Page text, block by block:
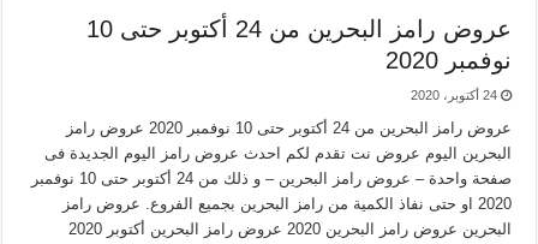
عروض رامز البحرين من 24 أكتوبر حتى 10
نوفمبر 2020
24 أكتوبر، 2020
عروض رامز البحرين من 24 أكتوبر حتى 10 نوفمبر 2020 عروض رامز
البحرين اليوم عروض نت تقدم لكم احدث عروض رامز اليوم الجديدة فى
صفحة واحدة – عروض رامز البحرين – و ذلك من 24 أكتوبر حتى 10 نوفمبر
2020 او حتى نفاذ الكمية من رامز البحرين بجميع الفروع. عروض رامز
البحرين عروض رامز البحرين 2020 عروض رامز البحرين أكتوبر 2020